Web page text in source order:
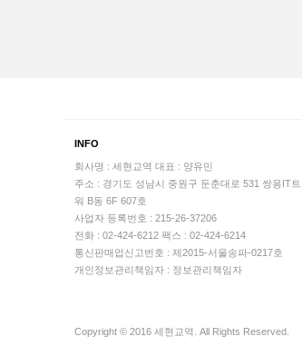
INFO
회사명 : 세현교역 대표 : 양유민
주소 : 경기도 성남시 중원구 둔춘대로 531 쌍용IT
워 B동 6F 607호
사업자 등록번호 : 215-26-37206
전화 : 02-424-6212 팩스 : 02-424-6214
통신판매업신고번호 : 제2015-서울송파-0217호
개인정보관리책임자 : 정보관리책임자
Copyright © 2016 세현교역. All Rights Reserved.